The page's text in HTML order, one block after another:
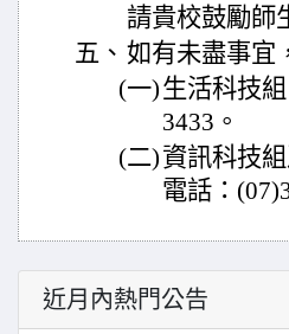
請貴校鼓勵師
五、 如有未盡事宜
(一)生活科技
3433。
(二)資訊科技
電話：
近月內熱門公告